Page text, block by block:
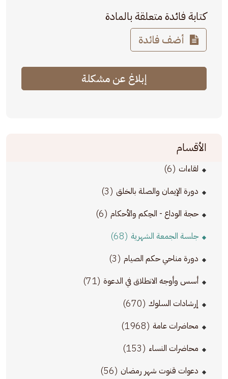
كتابة فائدة متعلقة بالمادة
أضف فائدة
إبلاغ عن مشكلة
الأقسام
لقاءات (6)
دورة الإيمان والصلة بالخلق (3)
حجة الوداع - الحِكم والأحكام (6)
جلسة الجمعة الشهرية (68)
دورة مناحي حكم الصيام (3)
أسس وأوجه الانطلاق في الدعوة (71)
إرشادات السلوك (670)
محاضرات عامة (1968)
محاضرات النساء (153)
دعوات قنوت شهر رمضان (56)